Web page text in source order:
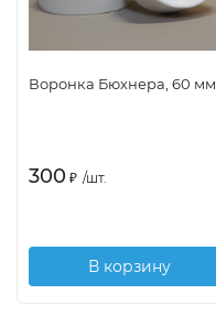
Воронка Бюхнера, 60 мм
300 ₽ /шт.
В корзину